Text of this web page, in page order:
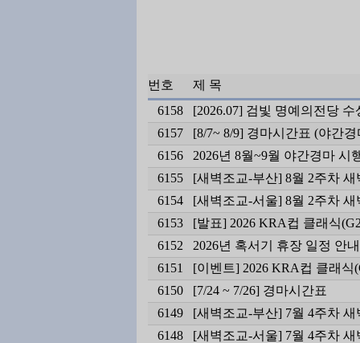
번호
제 목
6158
[2026.07] 검빛 명예의전당
6157
[8/7~ 8/9] 경마시간표 (야간경
6156
2026년 8월~9월 야간경마 시
6155
[새벽조교-부산] 8월 2주차
6154
[새벽조교-서울] 8월 2주차
6153
[발표] 2026 KRA컵 클래식
6152
2026년 혹서기 휴장 일정 안내
6151
[이벤트] 2026 KRA컵 클래
6150
[7/24 ~ 7/26] 경마시간표
6149
[새벽조교-부산] 7월 4주차
6148
[새벽조교-서울] 7월 4주차